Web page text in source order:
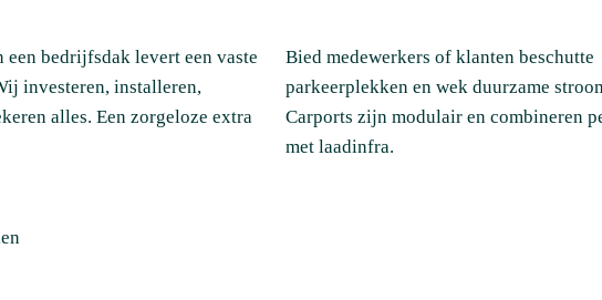
een bedrijfsdak levert een vaste
investeren, installeren,
alles. Een zorgeloze extra
Bied medewerkers of klanten beschutte
parkeerplekken en wek duurzame
Carports zijn modulair en combineren
met laadinfra.